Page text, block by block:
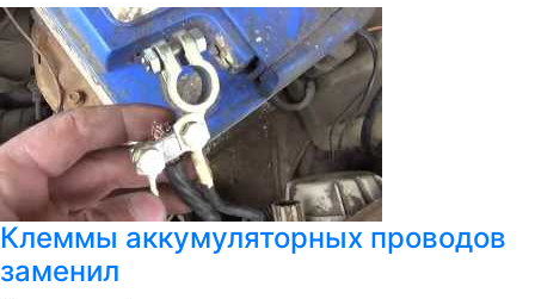
Клеммы аккумуляторных проводов
заменил